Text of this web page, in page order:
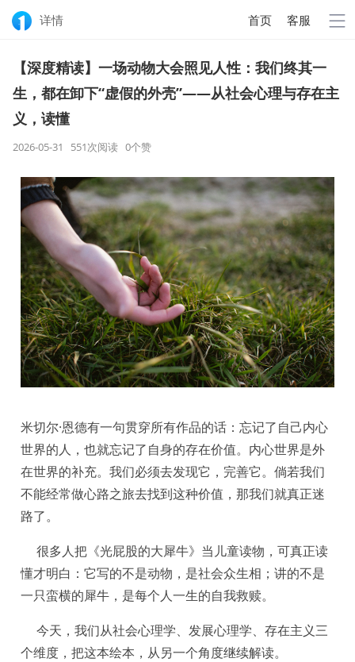
详情 首页 客服
【深度精读】一场动物大会照见人性：我们终其一
生，都在卸下“虚假的外壳”——从社会心理与存在主
义，读懂
2026-05-31 551次阅读 0个赞
米切尔·恩德有一句贯穿所有作品的话：忘记了自己内心
世界的人，也就忘记了自身的存在价值。内心世界是外
在世界的补充。我们必须去发现它，完善它。倘若我们
不能经常做心路之旅去找到这种价值，那我们就真正迷
路了。
很多人把《光屁股的大犀牛》当儿童读物，可真正读
懂才明白：它写的不是动物，是社会众生相；讲的不是
一只蛮横的犀牛，是每个人一生的自我救赎。
今天，我们从社会心理学、发展心理学、存在主义三
个维度，把这本绘本，从另一个角度继续解读。